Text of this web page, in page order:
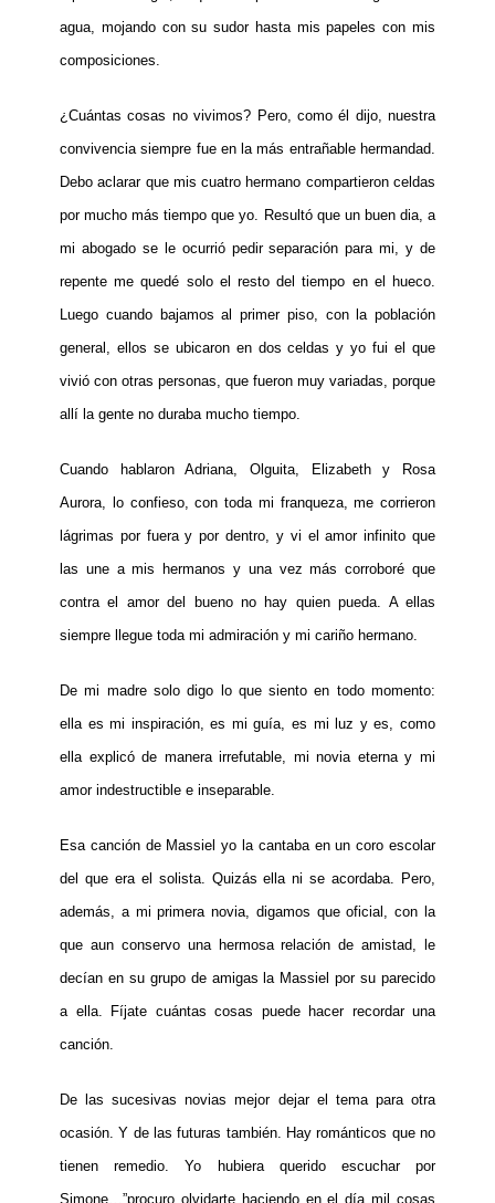
agua, mojando con su sudor hasta mis papeles con mis
composiciones.
¿Cuántas cosas no vivimos? Pero, como él dijo, nuestra
convivencia siempre fue en la más entrañable hermandad.
Debo aclarar que mis cuatro hermano compartieron celdas
por mucho más tiempo que yo. Resultó que un buen dia, a
mi abogado se le ocurrió pedir separación para mi, y de
repente me quedé solo el resto del tiempo en el hueco.
Luego cuando bajamos al primer piso, con la población
general, ellos se ubicaron en dos celdas y yo fui el que
vivió con otras personas, que fueron muy variadas, porque
allí la gente no duraba mucho tiempo.
Cuando hablaron Adriana, Olguita, Elizabeth y Rosa
Aurora, lo confieso, con toda mi franqueza, me corrieron
lágrimas por fuera y por dentro, y vi el amor infinito que
las une a mis hermanos y una vez más corroboré que
contra el amor del bueno no hay quien pueda. A ellas
siempre llegue toda mi admiración y mi cariño hermano.
De mi madre solo digo lo que siento en todo momento:
ella es mi inspiración, es mi guía, es mi luz y es, como
ella explicó de manera irrefutable, mi novia eterna y mi
amor indestructible e inseparable.
Esa canción de Massiel yo la cantaba en un coro escolar
del que era el solista. Quizás ella ni se acordaba. Pero,
además, a mi primera novia, digamos que oficial, con la
que aun conservo una hermosa relación de amistad, le
decían en su grupo de amigas la Massiel por su parecido
a ella. Fíjate cuántas cosas puede hacer recordar una
canción.
De las sucesivas novias mejor dejar el tema para otra
ocasión. Y de las futuras también. Hay románticos que no
tienen remedio. Yo hubiera querido escuchar por
Simone…”procuro olvidarte haciendo en el día mil cosas